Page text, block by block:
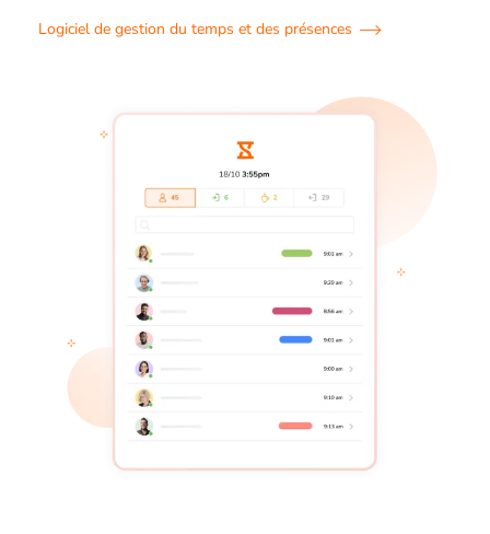
Logiciel de gestion du temps et des présences